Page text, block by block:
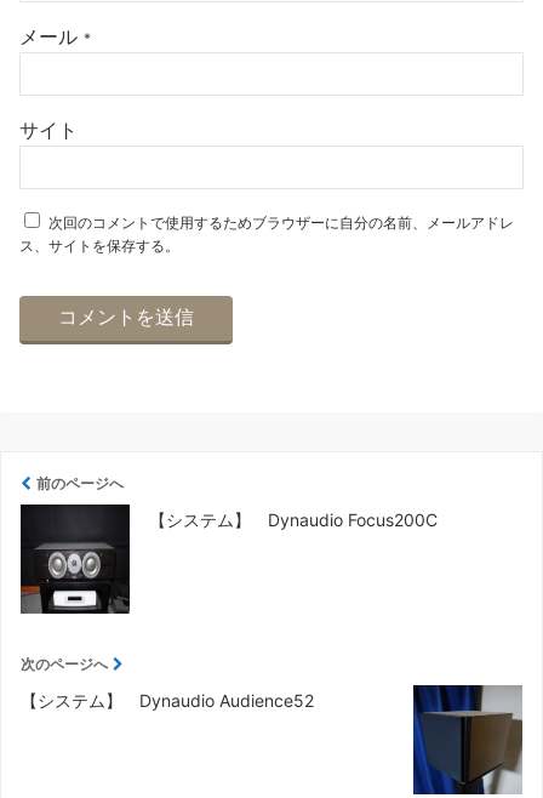
メール *
サイト
次回のコメントで使用するためブラウザーに自分の名前、メールアドレ
ス、サイトを保存する。
前のページへ
【システム】 Dynaudio Focus200C
次のページへ
【システム】 Dynaudio Audience52